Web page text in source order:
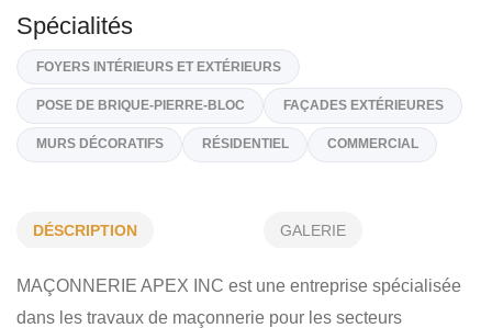
658, Rue Des Martinets, Saint-Amable
(514) 977-8499
Sur Demande
dany.morin@hotmail.com
POSE DE BRIQUE-PIERRE-BLOC FAÇADES EXTÉRIEURES
DÉSCRIPTION GALERIE
MAÇONNERIE APEX INC est une entreprise spécialisée
dans les travaux de maçonnerie pour les secteurs